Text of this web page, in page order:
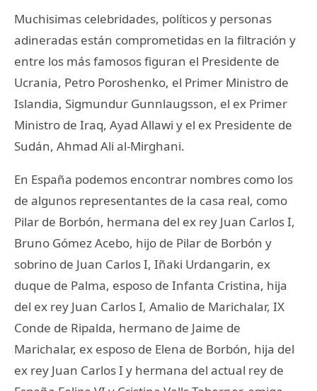
Muchisimas celebridades, políticos y personas
adineradas están comprometidas en la filtración y
entre los más famosos figuran el Presidente de
Ucrania, Petro Poroshenko, el Primer Ministro de
Islandia, Sigmundur Gunnlaugsson, el ex Primer
Ministro de Iraq, Ayad Allawi y el ex Presidente de
Sudán, Ahmad Ali al-Mirghani.
En España podemos encontrar nombres como los
de algunos representantes de la casa real, como
Pilar de Borbón, hermana del ex rey Juan Carlos I,
Bruno Gómez Acebo, hijo de Pilar de Borbón y
sobrino de Juan Carlos I, Iñaki Urdangarin, ex
duque de Palma, esposo de Infanta Cristina, hija
del ex rey Juan Carlos I, Amalio de Marichalar, IX
Conde de Ripalda, hermano de Jaime de
Marichalar, ex esposo de Elena de Borbón, hija del
ex rey Juan Carlos I y hermana del actual rey de